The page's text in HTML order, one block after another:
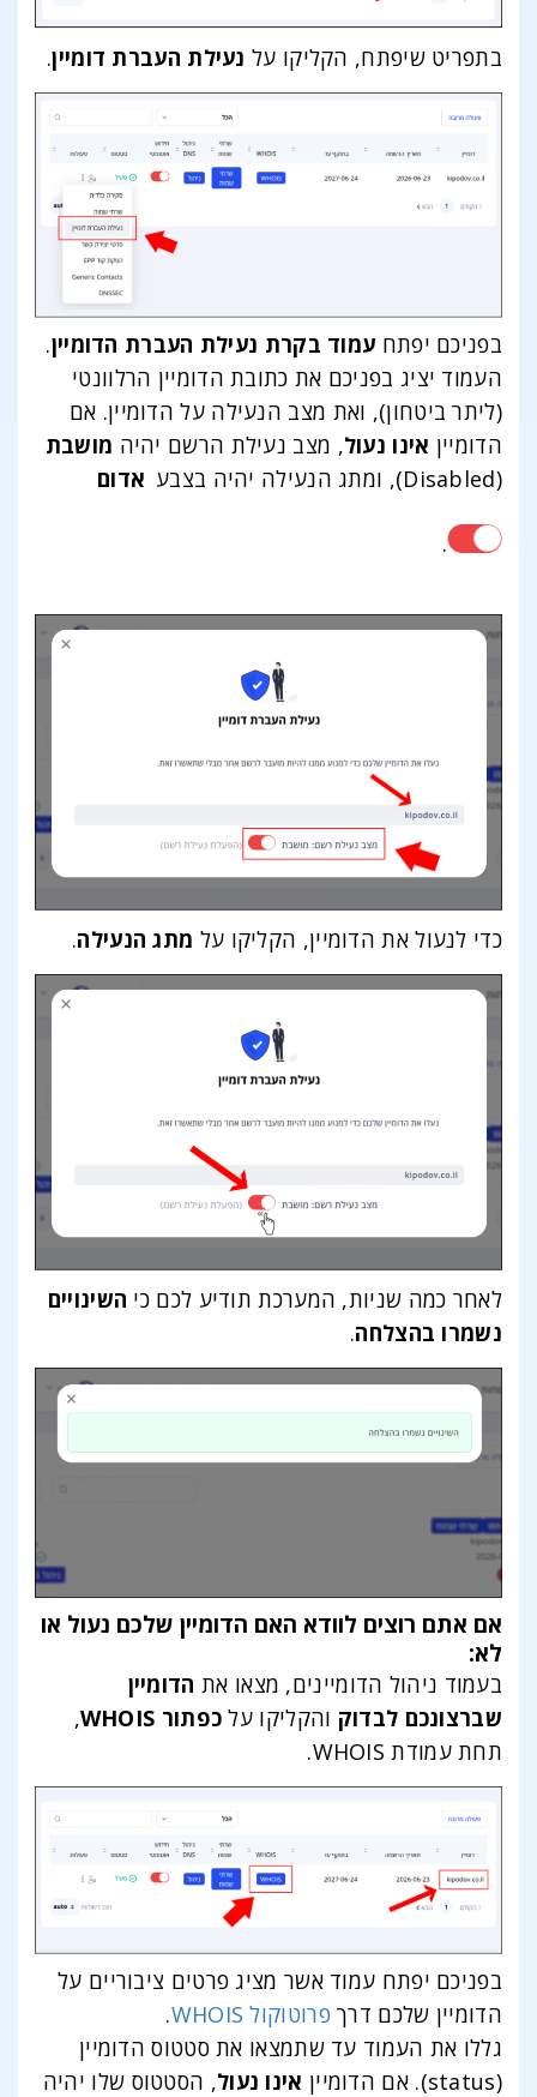
בתפריט שיפתח, הקליקו על נעילת העברת דומיין.
בפניכם יפתח עמוד בקרת נעילת העברת הדומיין.
העמוד יציג בפניכם את כתובת הדומיין הרלוונטי
(ליתר ביטחון), ואת מצב הנעילה על הדומיין. אם
הדומיין אינו נעול, מצב נעילת הרשם יהיה מושבת
(Disabled), ומתג הנעילה יהיה בצבע
אדום
.
כדי לנעול את הדומיין, הקליקו על מתג הנעילה.
לאחר כמה שניות, המערכת תודיע לכם כי השינויים
נשמרו בהצלחה.
אם אתם רוצים לוודא האם הדומיין שלכם נעול או
לא:
בעמוד ניהול הדומיינים, מצאו את הדומיין
שברצונכם לבדוק והקליקו על כפתור WHOIS
,
תחת עמודת WHOIS.
בפניכם יפתח עמוד אשר מציג פרטים ציבוריים על
הדומיין שלכם דרךפרוטוקול WHOIS
.
גללו את העמוד עד שתמצאו את סטטוס הדומיין
(status). אם הדומיין
אינו נעול, הסטטוס שלו יהיה